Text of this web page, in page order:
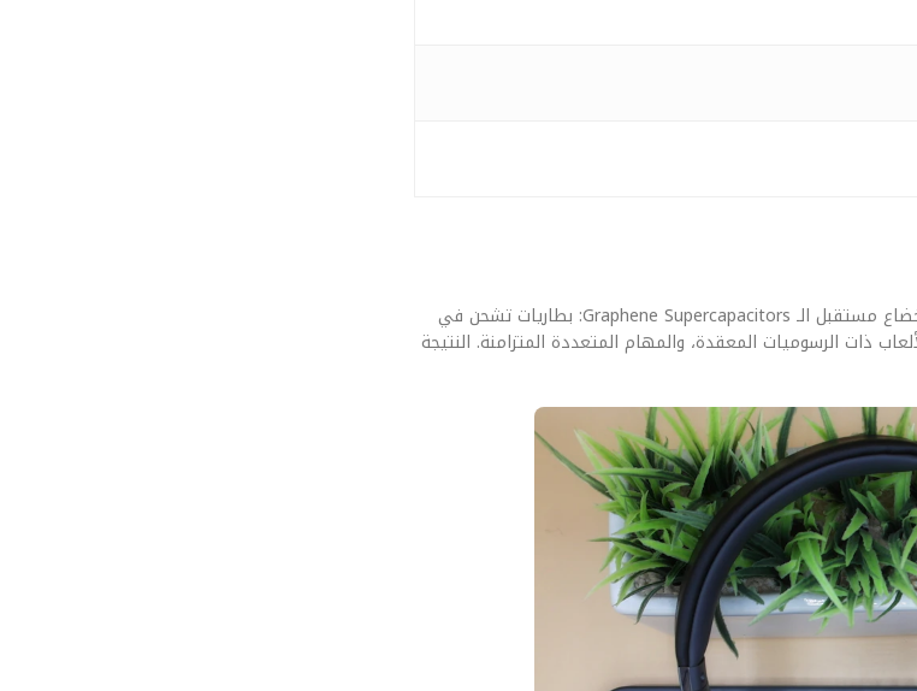
بعيداً عن الأرقام النظرية، يهمنا في ‘قيمني’ كيف يلمس المستخدم هذا التطور في يده. قمنا بإخضاع مستقبل الـ Graphene Supercapacitors: بطاريات تشحن في
ذات الرسوميات المعقدة، والمهام المتعددة المتزامنة. النتيجة